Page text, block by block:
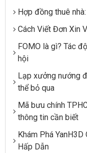
Hợp đồng thuê
Cách Viết Đơn Xin
FOMO là gì? Tác
hội
Lạp xưởng nướng
thể bỏ qua
Mã bưu chính
thông tin cần biết
Khám Phá
Hấp Dẫn